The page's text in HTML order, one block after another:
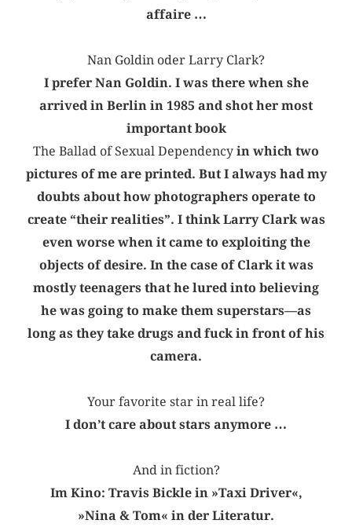
affaire …
Nan Goldin oder Larry Clark?
I prefer Nan Goldin. I was there when she
arrived in Berlin in 1985 and shot her most
important book
The Ballad of Sexual Dependency in which two
pictures of me are printed. But I always had my
doubts about how photographers operate to
create “their realities”. I think Larry Clark was
even worse when it came to exploiting the
objects of desire. In the case of Clark it was
mostly teenagers that he lured into believing
he was going to make them superstars—as
long as they take drugs and fuck in front of his
camera.
Your favorite star in real life?
I don’t care about stars anymore …
And in fiction?
Im Kino: Travis Bickle in »Taxi Driver«,
»Nina & Tom« in der Literatur.